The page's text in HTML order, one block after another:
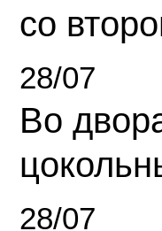
со
28/07
Во
28/07